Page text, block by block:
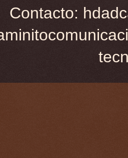
Contacto: